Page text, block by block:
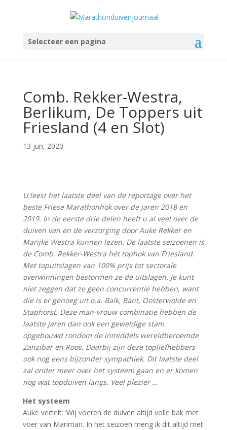
Selecteer een pagina
Comb. Rekker-Westra,
Berlikum, De Toppers uit
Friesland (4 en Slot)
13 jun, 2020
U leest het laatste deel van de reportage over het
beste Friese Marathonhok over de jaren 2018 en
2019. In de eerste drie delen heeft u al veel over de
duiven van en de verzorging door Auke Rekker en
Marijke Westra kunnen lezen. De laatste seizoenen is
de Comb. Rekker-Westra hét tophok van Friesland.
Met topuitslagen van 100% prijs tot sectorale
overwinningen bestormen ze de uitslagen. Je kunt
niet zeggen dat ze geen concurrentie hebben, want
die is er genoeg uit o.a. Balk, Bant, Oosterwolde en
Staphorst. Deze man-vrouw combinatie hebben de
laatste jaren dan ook een geweldige stam
opgebouwd rondom de inmiddels wereldberoemde
Zanzibar en Roos. Daarbij zijn deze topliefhebbers
ook nog eens bijzonder sympathiek. Dit laatste deel
zal onder meer over het systeem gaan en er komen
nog wat topduiven langs. Veel plezier …
Het systeem
Auke vertelt: ‘Wij voeren de duiven altijd volle bak met
voer van Mariman. In het seizoen meng ik dit altijd met